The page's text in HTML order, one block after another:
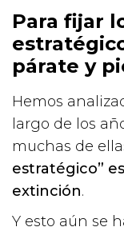
Para fijar
párate y
Hemos
largo de los
muchas de
estratégico”
extinción.
Y esto aún se